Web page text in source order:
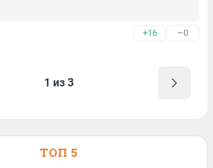
+16 –0
1 из 3
ТОП 5